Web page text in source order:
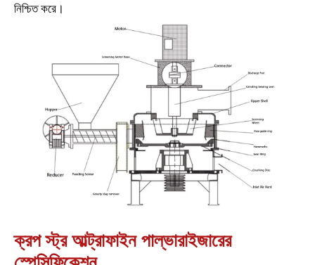
নিশ্চিত করে।
ক্রপ স্ট্র আল্ট্রাফাইন পাল্ভারাইজারের